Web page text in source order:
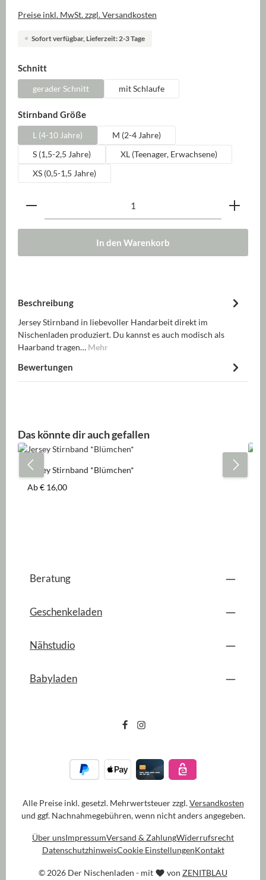
Preise inkl. MwSt. zzgl. Versandkosten
Sofort verfügbar, Lieferzeit: 2-3 Tage
Schnittauswählen
gerader Schnitt mit Schlaufe
Stirnband Größeauswählen
L (4-10 Jahre)
M (2-4 Jahre)
S (1,5-2,5 Jahre)
XL (Teenager, Erwachsene)
XS (0,5-1,5 Jahre)
Produkt Anzahl: Gib den gewünschten Wert ein
In den Warenkorb
Beschreibung
Jersey Stirnband in liebevoller Handarbeit direkt im
Nischenladen produziert. Du kannst es auch modisch als
Haarband tragen… Mehr
Bewertungen
Produktgalerie überspringen
Das könnte dir auch gefallen
Jersey Stirnband *Blümchen*
Regulärer Preis:
Ab€ 16,00
Beratung
Geschenkeladen
Nähstudio
Babyladen
Alle Preise inkl. gesetzl. Mehrwertsteuer zzgl.Versandkosten
und ggf. Nachnahmegebühren, wenn nicht anders angegeben.
© 2026 Der Nischenladen - mit von ZENITBLAU
Über unsImpressumVersand & ZahlungWiderrufsrecht
DatenschutzhinweisCookie EinstellungenKontakt